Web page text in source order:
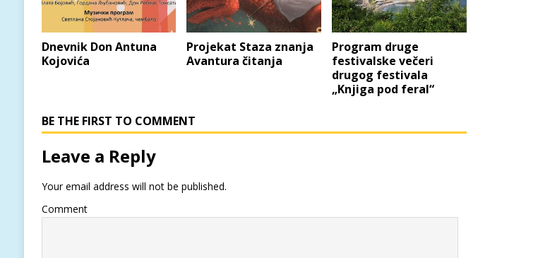
Dnevnik Don Antuna
Kojovića
Projekat Staza znanja
Avantura čitanja
Program druge
festivalske večeri
drugog festivala
„Knjiga pod feral“
BE THE FIRST TO COMMENT
Leave a Reply
Your email address will not be published.
Comment